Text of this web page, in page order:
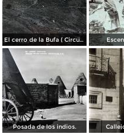
El cerro de la Bufa ( Circulada el 5 de Diciembre de 1910 ).
Posada de los indios.